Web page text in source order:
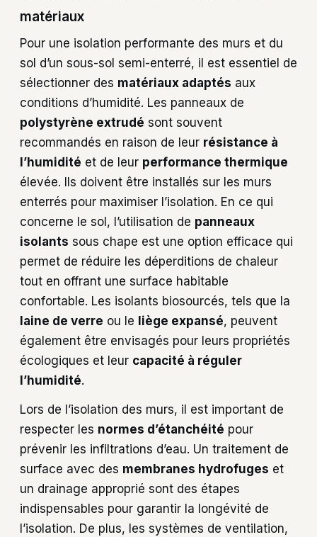
matériaux
Pour une isolation performante des murs et du
sol d’un sous-sol semi-enterré, il est essentiel de
sélectionner des matériaux adaptés aux
conditions d’humidité. Les panneaux de
polystyrène extrudé sont souvent
recommandés en raison de leur résistance à
l’humidité et de leur performance thermique
élevée. Ils doivent être installés sur les murs
enterrés pour maximiser l’isolation. En ce qui
concerne le sol, l’utilisation de panneaux
isolants sous chape est une option efficace qui
permet de réduire les déperditions de chaleur
tout en offrant une surface habitable
confortable. Les isolants biosourcés, tels que la
laine de verre ou le liège expansé, peuvent
également être envisagés pour leurs propriétés
écologiques et leur capacité à réguler
l’humidité.
Lors de l’isolation des murs, il est important de
respecter les normes d’étanchéité pour
prévenir les infiltrations d’eau. Un traitement de
surface avec des membranes hydrofuges et
un drainage approprié sont des étapes
indispensables pour garantir la longévité de
l’isolation. De plus, les systèmes de ventilation,